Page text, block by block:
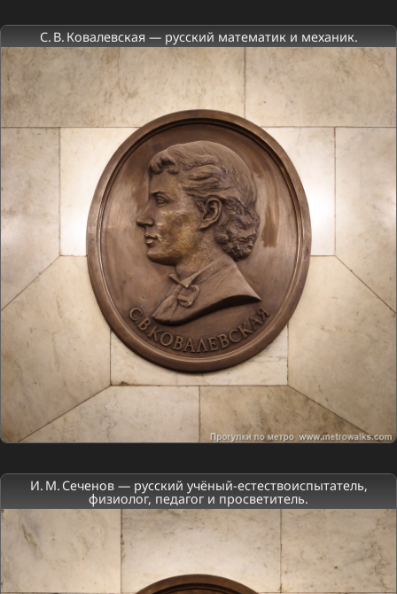
С. В. Ковалевская — русский математик и механик.
И. М. Сеченов — русский учёный-естествоиспытатель,
физиолог, педагог и просветитель.